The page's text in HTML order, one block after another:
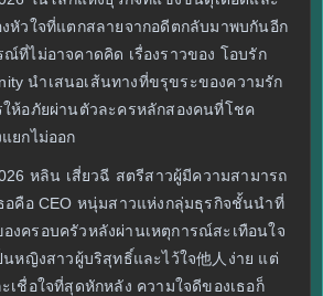
หัวใจที่แตกสลายจากอดีตกลับมาพบกันอีก
ที่ไม่อาจคาดคิด เรื่องราวของ โอบรัก
นำเสนอเส้นทางที่ขรุขระของความรัก
ห้อภัยผ่านตัวละครหลักสองคนที่โชค
ยกไม่ออก
หลิน เสี่ยวฉี สตรีสาวผู้มีความสามารถ
อคือ CEO หนุ่มสาวแห่งกลุ่มธุรกิจชั้นนำที่
งครอบครัวหลังผ่านเหตุการณ์สะเทือนใจ
นหญิงสาวผู้บริสุทธิ์และไว้ใจ他人ง่าย แต่
เชื่อใจที่สุดหักหลัง ความใจดีของเธอก็